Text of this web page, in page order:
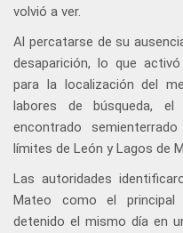
volvió a ver.
Al percatarse de su
desaparición, lo que
para la localización del
labores de búsqueda,
encontrado
límites de León y Lagos de
Las autoridades
Mateo como el
detenido el mismo día en